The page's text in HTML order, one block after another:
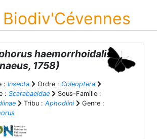
Biodiv'Cévennes
haemorrhoidalis
1758)
: Insecta Ordre : Coleoptera
: Scarabaeidae
Sous-Famille :
Tribu : Aphodiini
Genre :